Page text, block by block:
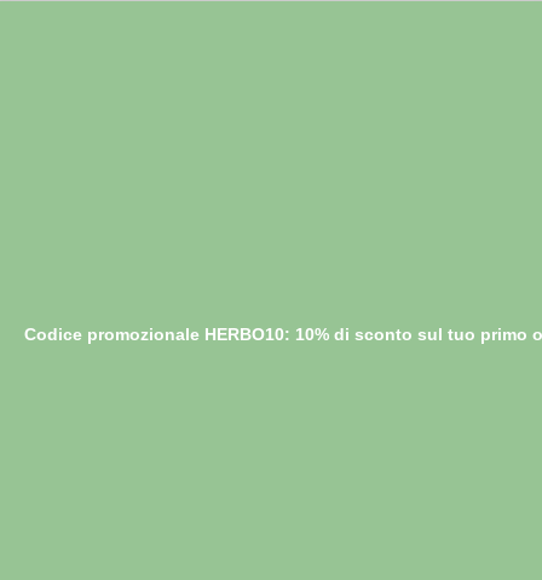
Codice promozionale HERBO10: 10% di sconto sul tuo primo